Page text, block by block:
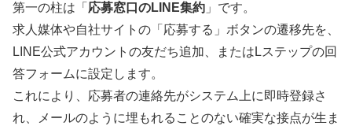
第一の柱は「 応募窓口のLINE集約 」です。
求人媒体や自社サイトの「応募する」ボタンの遷移先を、
LINE公式アカウントの友だち追加、またはLステップの回
答フォームに設定します。
これにより、応募者の連絡先がシステム上に即時登録さ
れ、メールのように埋もれることのない確実な接点が生ま